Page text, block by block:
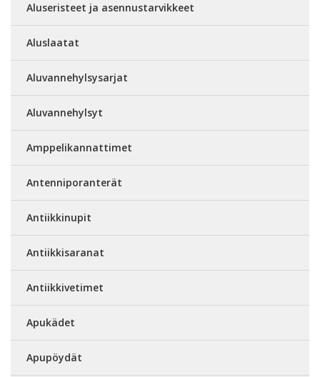
Aluseristeet ja asennustarvikkeet
Aluslaatat
Aluvannehylsysarjat
Aluvannehylsyt
Amppelikannattimet
Antenniporanterät
Antiikkinupit
Antiikkisaranat
Antiikkivetimet
Apukädet
Apupöydät